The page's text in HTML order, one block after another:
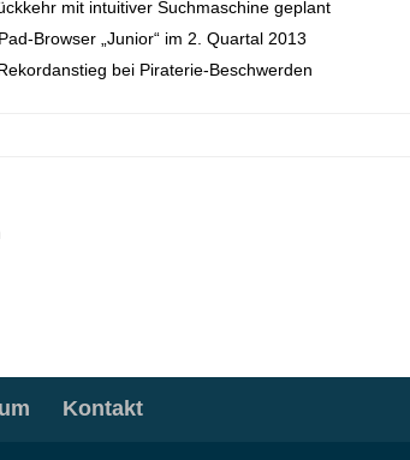
mit intuitiver Suchmaschine geplant
Browser „Junior“ im 2. Quartal 2013
bei Piraterie-Beschwerden
Kontakt